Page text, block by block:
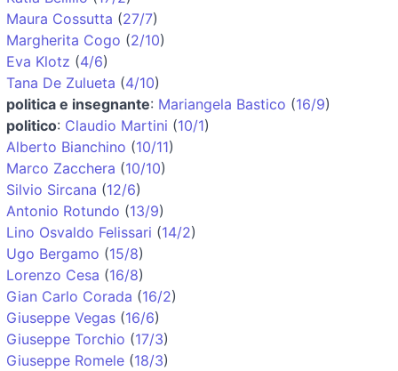
Maura Cossutta (27/7)
Margherita Cogo (2/10)
Eva Klotz (4/6)
Tana De Zulueta (4/10)
politica e insegnante: Mariangela Bastico (16/9)
politico: Claudio Martini (10/1)
Alberto Bianchino (10/11)
Marco Zacchera (10/10)
Silvio Sircana (12/6)
Antonio Rotundo (13/9)
Lino Osvaldo Felissari (14/2)
Ugo Bergamo (15/8)
Lorenzo Cesa (16/8)
Gian Carlo Corada (16/2)
Giuseppe Vegas (16/6)
Giuseppe Torchio (17/3)
Giuseppe Romele (18/3)